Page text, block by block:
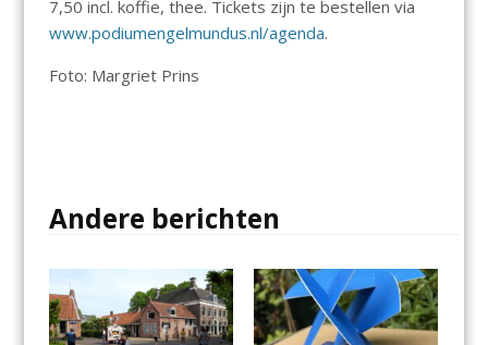
7,50 incl. koffie, thee. Tickets zijn te bestellen via
www.podiumengelmundus.nl/agenda.
Foto: Margriet Prins
Andere berichten